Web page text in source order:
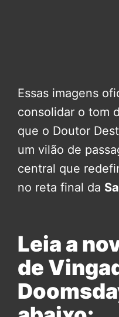
Essas imagens
consolidar o tom
que o Doutor
um vilão de
central que
no reta final da
Leia a
de